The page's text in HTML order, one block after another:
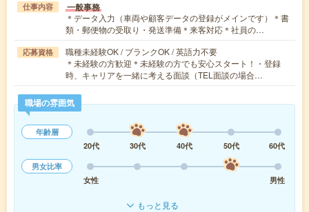
仕事内容 一般事務
＊データ入力（車両や顧客データの登録がメインです）＊書
類・郵便物の受取り・発送準備＊来客対応＊社員の…
応募資格
職種未経験OK / ブランクOK / 英語力不要
＊未経験の方歓迎＊未経験の方でも安心スタート！・登録
時、キャリアを一緒に考える面談（TEL面談の場合…
職場の雰囲気
年齢層
20代
30代 40代 50代
60代
男女比率
女性
男性
もっと見る